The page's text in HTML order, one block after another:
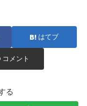
はてブ
コメント
る